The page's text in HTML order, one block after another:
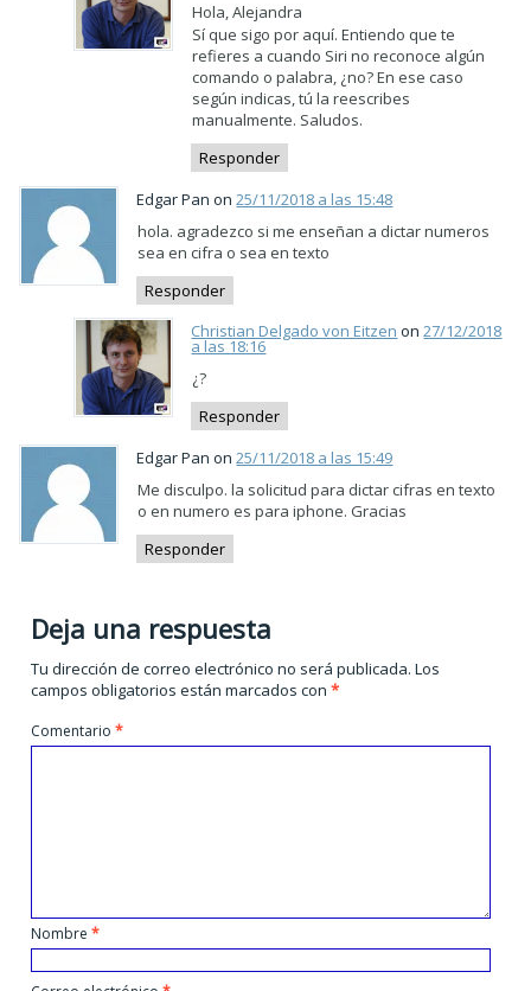
Hola, Alejandra
Sí que sigo por aquí. Entiendo que te
refieres a cuando Siri no reconoce algún
comando o palabra, ¿no? En ese caso
según indicas, tú la reescribes
manualmente. Saludos.
Responder
Edgar Pan on25/11/2018 a las 15:48
hola. agradezco si me enseñan a dictar numeros
sea en cifra o sea en texto
Responder
Christian Delgado von Eitzen on27/12/2018
a las 18:16
¿?
Responder
Edgar Pan on25/11/2018 a las 15:49
Me disculpo. la solicitud para dictar cifras en texto
o en numero es para iphone. Gracias
Responder
Deja una respuesta
Tu dirección de correo electrónico no será publicada. Los
campos obligatorios están marcados con*
Comentario*
Nombre*